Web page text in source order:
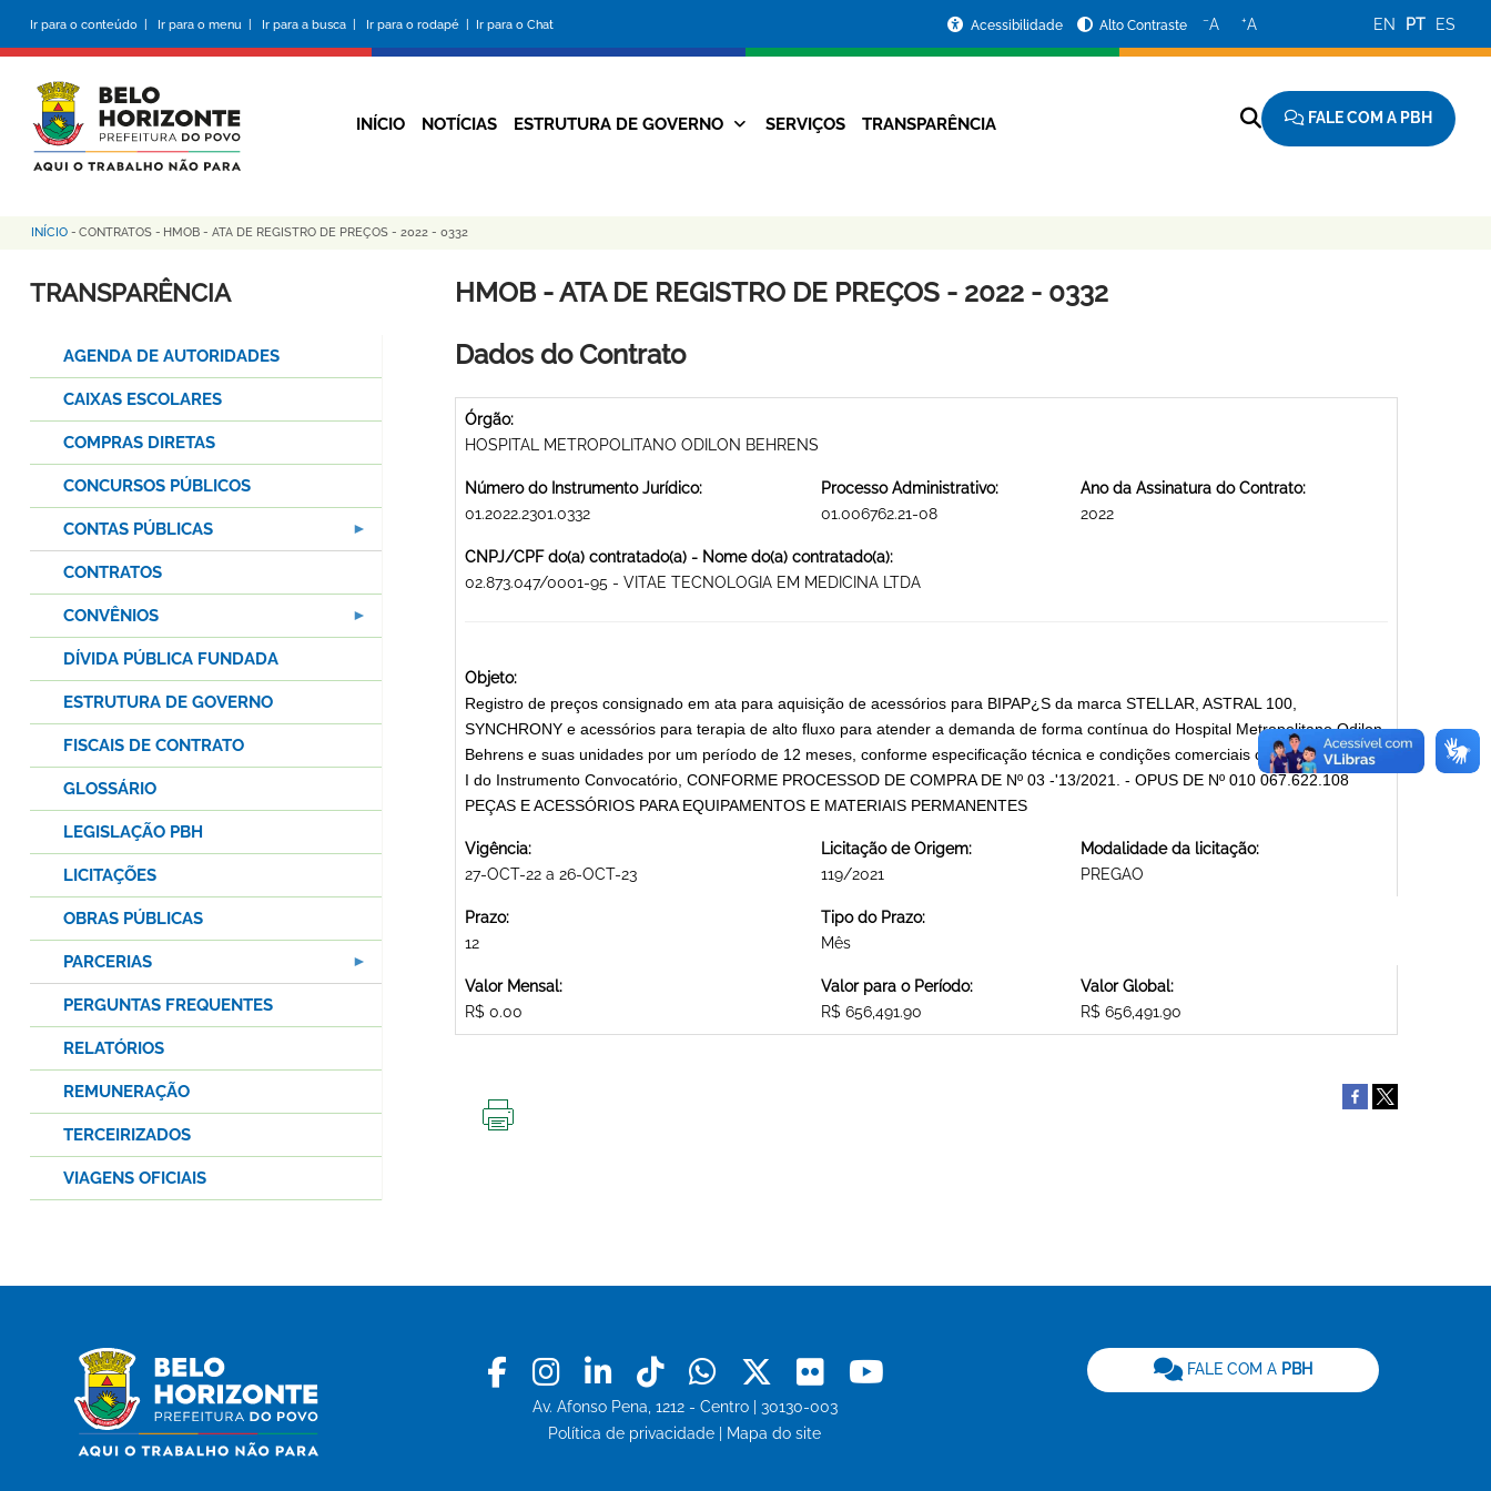
conteúdo
principal
Ir para o conteúdo | Ir para o menu | Ir para a busca | Ir para o rodapé | Ir para o Chat
da
Prefeitura
Acessibilidade Alto Contraste −A +A EN PT ES
Navegação
INÍCIO NOTÍCIAS ESTRUTURA DE GOVERNO SERVIÇOS TRANSPARÊNCIA FALE COM A PBH
Trilha
de
INÍCIO - CONTRATOS - HMOB - ATA DE REGISTRO DE PREÇOS - 2022 - 0332
HMOB - ATA DE REGISTRO DE PREÇOS - 2022 - 0332
Dados do Contrato
Órgão:
HOSPITAL METROPOLITANO ODILON BEHRENS
Número do Instrumento Jurídico:
01.2022.2301.0332
Processo Administrativo:
01.006762.21-08
Ano da Assinatura do Contrato:
2022
CNPJ/CPF do(a) contratado(a) - Nome do(a) contratado(a):
02.873.047/0001-95 - VITAE TECNOLOGIA EM MEDICINA LTDA
Objeto:
Registro de preços consignado em ata para aquisição de acessórios para BIPAP¿S da marca STELLAR, ASTRAL 100,
SYNCHRONY e acessórios para terapia de alto fluxo para atender a demanda de forma contínua do Hospital Metropolitano Odilon
Behrens e suas unidades por um período de 12 meses, conforme especificação técnica e condições comerciais contidas no Anexo
I do Instrumento Convocatório, CONFORME PROCESSOD DE COMPRA DE Nº 03 -'13/2021. - OPUS DE Nº 010 067.622.108
PEÇAS E ACESSÓRIOS PARA EQUIPAMENTOS E MATERIAIS PERMANENTES
Vigência:
27-OCT-22 a 26-OCT-23
Licitação de Origem:
119/2021
Modalidade da licitação:
PREGAO
Prazo:
12
Tipo do Prazo:
Mês
Valor Mensal:
R$ 0.00
Valor para o Período:
R$ 656,491.90
Valor Global:
R$ 656,491.90
TRANSPARÊNCIA
AGENDA DE AUTORIDADES
CAIXAS ESCOLARES
COMPRAS DIRETAS
CONCURSOS PÚBLICOS
CONTAS PÚBLICAS
CONTRATOS
CONVÊNIOS
DÍVIDA PÚBLICA FUNDADA
ESTRUTURA DE GOVERNO
FISCAIS DE CONTRATO
GLOSSÁRIO
LEGISLAÇÃO PBH
LICITAÇÕES
OBRAS PÚBLICAS
PARCERIAS
PERGUNTAS FREQUENTES
RELATÓRIOS
REMUNERAÇÃO
TERCEIRIZADOS
VIAGENS OFICIAIS
Facebook
Instagram
LinkedinTiktokWhatsapp
X Flickr
Av. Afonso Pena, 1212 - Centro | 30130-003
Política de privacidade
Mapa do site
FALE COM A PBH